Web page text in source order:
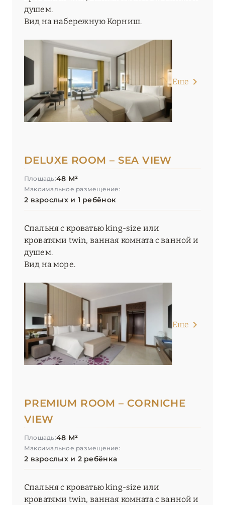
душем.
Вид на набережную Корниш.
Еще
DELUXE ROOM – SEA VIEW
Площадь:48 М²
Максимальное размещение:
2 взрослых и 1 ребёнок
Спальня с кроватью king-size или
кроватями twin, ванная комната с ванной и
душем.
Вид на море.
Еще
PREMIUM ROOM – CORNICHE
VIEW
Площадь:48 М²
Максимальное размещение:
2 взрослых и 2 ребёнка
Спальня с кроватью king-size или
кроватями twin, ванная комната с ванной и